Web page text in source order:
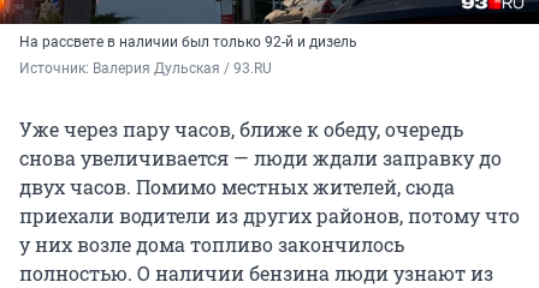
На рассвете в наличии был только 92-й и дизель
Источник: Валерия Дульская / 93.RU
Уже через пару часов, ближе к обеду, очередь
снова увеличивается — люди ждали заправку до
двух часов. Помимо местных жителей, сюда
приехали водители из других районов, потому что
у них возле дома топливо закончилось
полностью. О наличии бензина люди узнают из